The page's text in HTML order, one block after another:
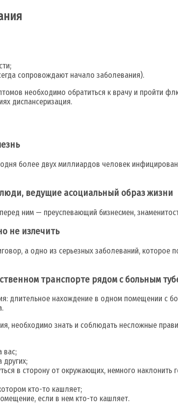
сопровождают начало заболевания).
необходимо обратиться к врачу и пройти
диспансеризация.
более двух миллиардов человек
ведущие асоциальный образ жизни
ним — преуспевающий бизнесмен,
не излечить
а одно из серьезных заболеваний,
транспорте рядом с больным
длительное нахождение в одном помещении с
необходимо знать и соблюдать несложные
вас;
в сторону от окружающих, немного
кто-то кашляет;
если в нем кто-то кашляет.